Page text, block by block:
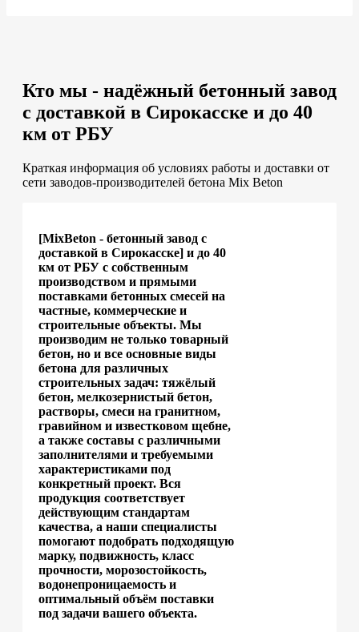
Кто мы - надёжный бетонный завод
с доставкой в Сирокасске и до 40
км от РБУ
Краткая информация об условиях работы и доставки от
сети заводов-производителей бетона Mix Beton
[MixBeton - бетонный завод с
доставкой в Сирокасске] и до 40
км от РБУ с собственным
производством и прямыми
поставками бетонных смесей на
частные, коммерческие и
строительные объекты. Мы
производим не только товарный
бетон, но и все основные виды
бетона для различных
строительных задач: тяжёлый
бетон, мелкозернистый бетон,
растворы, смеси на гранитном,
гравийном и известковом щебне,
а также составы с различными
заполнителями и требуемыми
характеристиками под
конкретный проект. Вся
продукция соответствует
действующим стандартам
качества, а наши специалисты
помогают подобрать подходящую
марку, подвижность, класс
прочности, морозостойкость,
водонепроницаемость и
оптимальный объём поставки
под задачи вашего объекта.